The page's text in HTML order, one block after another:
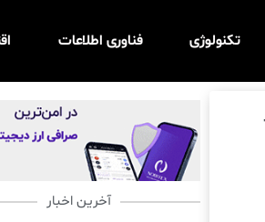
تکنولوژی فناوری اطلاعات
آخرین اخبار